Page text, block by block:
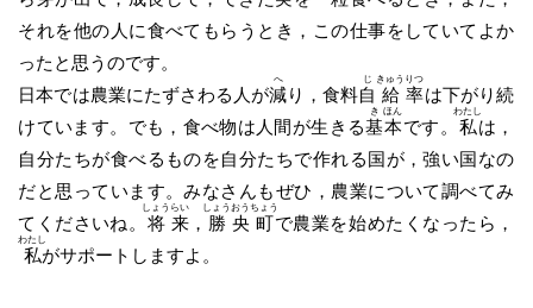
それを他の人に食べてもらうとき，この仕事をしていてよか
ったと思うのです。
日本では農業にたずさわる人が減
へ
り，食料自
じ
給
きゅう
率
りつ
は下がり続
けています。でも，食べ物は人間が生きる基
き
本
ほん
です。 私
わたし
は，
自分たちが食べるものを自分たちで作れる国が，強い国なの
だと思っています。みなさんもぜひ，農業について調べてみ
てくださいね。 将
しょう
来
らい
， 勝
しょう
央
おう
町
ちょう
で農業を始めたくなったら，
私
わたし
がサポートしますよ。